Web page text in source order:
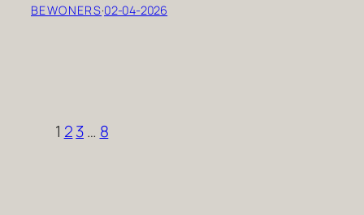
BEWONERS·02-04-2026
1 23… 8